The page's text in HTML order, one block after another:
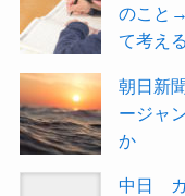
のこと
て考え
朝日新
ージャ
か
中日 ガ